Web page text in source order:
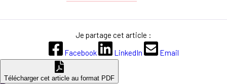
Je partage cet article :
Facebook
LinkedIn Email
Télécharger cet article au format PDF